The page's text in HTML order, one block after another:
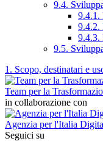
9.4.
9.4.1.
9.4.2.
9.4.3.
9.5.
1. Scopo, destinatari e
Team per la
in collaborazione con
Agenzia per l'Italia
Seguici su